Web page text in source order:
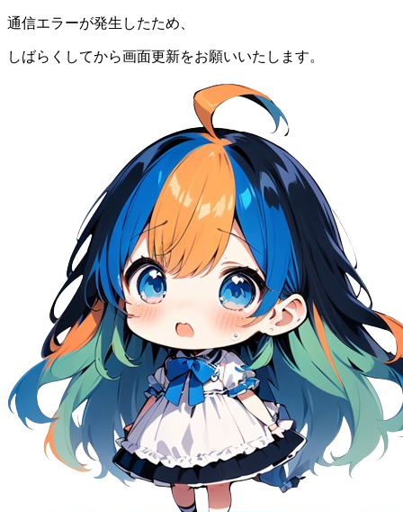
通信エラーが発生したため、
しばらくしてから画面更新をお願いいたします。